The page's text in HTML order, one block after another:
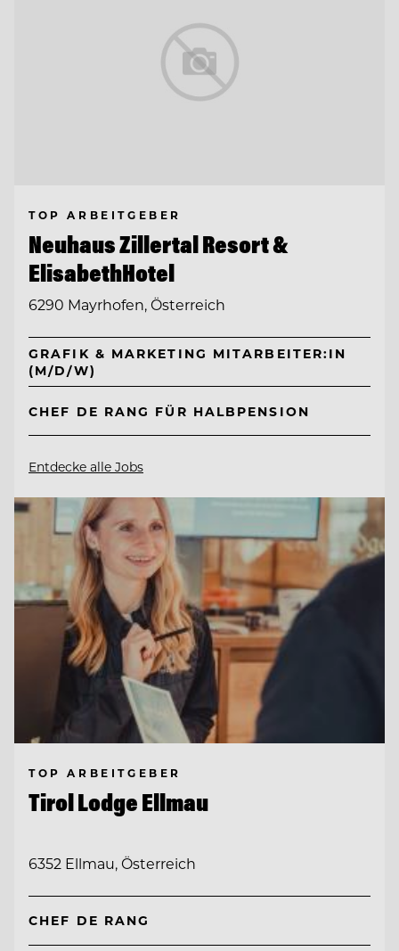
TOP ARBEITGEBER
Neuhaus Zillertal Resort &
ElisabethHotel
6290 Mayrhofen, Österreich
GRAFIK & MARKETING MITARBEITER:IN
(M/D/W)
CHEF DE RANG FÜR HALBPENSION
Entdecke alle Jobs
TOP ARBEITGEBER
Tirol Lodge Ellmau
6352 Ellmau, Österreich
CHEF DE RANG